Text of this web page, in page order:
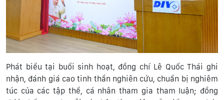
Phát biểu tại buổi sinh hoạt, đồng chí Lê Quốc Thái ghi
nhận, đánh giá cao tinh thần nghiên cứu, chuẩn bị nghiêm
túc của các tập thể, cá nhân tham gia tham luận; đồng